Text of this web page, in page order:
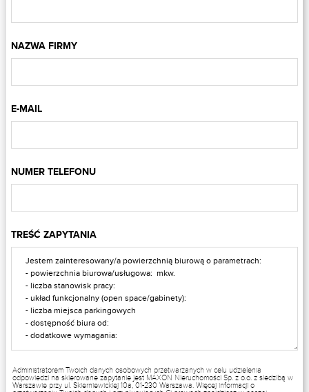
NAZWA FIRMY
E-MAIL
NUMER TELEFONU
TREŚĆ ZAPYTANIA
Administratorem Twoich danych osobowych przetwarzanych w celu udzielenia
odpowiedzi na skierowane zapytanie jest MAXON Nieruchomości Sp. z o.o. z siedzibą w
Warszawie przy ul. Skierniewickiej 10a, 01-230 Warszawa. Więcej informacji o